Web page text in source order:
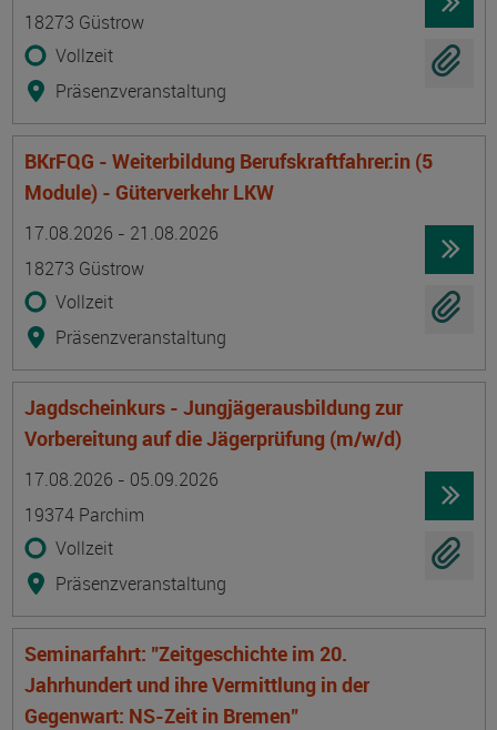
18273 Güstrow
Vollzeit
Präsenzveranstaltung
BKrFQG - Weiterbildung Berufskraftfahrer:in (5
Module) - Güterverkehr LKW
17.08.2026 - 21.08.2026
18273 Güstrow
Vollzeit
Präsenzveranstaltung
Jagdscheinkurs - Jungjägerausbildung zur
Vorbereitung auf die Jägerprüfung (m/w/d)
17.08.2026 - 05.09.2026
19374 Parchim
Vollzeit
Präsenzveranstaltung
Seminarfahrt: "Zeitgeschichte im 20.
Jahrhundert und ihre Vermittlung in der
Gegenwart: NS-Zeit in Bremen"